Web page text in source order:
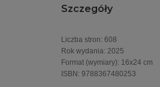
Szczegóły
Liczba stron: 608
Rok wydania: 2025
Format (wymiary): 16x24 cm
ISBN: 9788367480253